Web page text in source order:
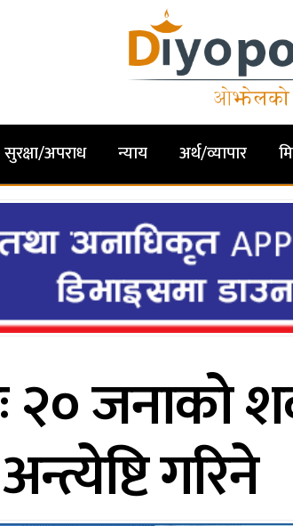
सुरक्षा/अपराध न्याय अर्थ/व्यापार
२० जनाको
गरिने